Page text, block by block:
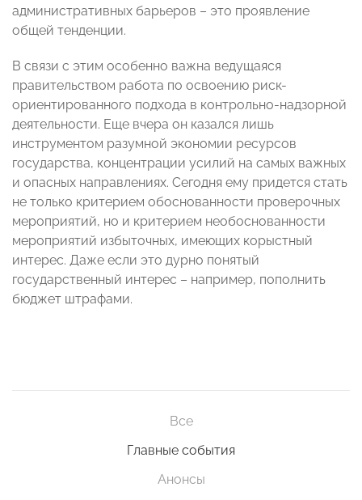
административных барьеров – это проявление
общей тенденции.
В связи с этим особенно важна ведущаяся
правительством работа по освоению риск-
ориентированного подхода в контрольно-надзорной
деятельности. Еще вчера он казался лишь
инструментом разумной экономии ресурсов
государства, концентрации усилий на самых важных
и опасных направлениях. Сегодня ему придется стать
не только критерием обоснованности проверочных
мероприятий, но и критерием необоснованности
мероприятий избыточных, имеющих корыстный
интерес. Даже если это дурно понятый
государственный интерес – например, пополнить
бюджет штрафами.
Все
Главные события
Анонсы